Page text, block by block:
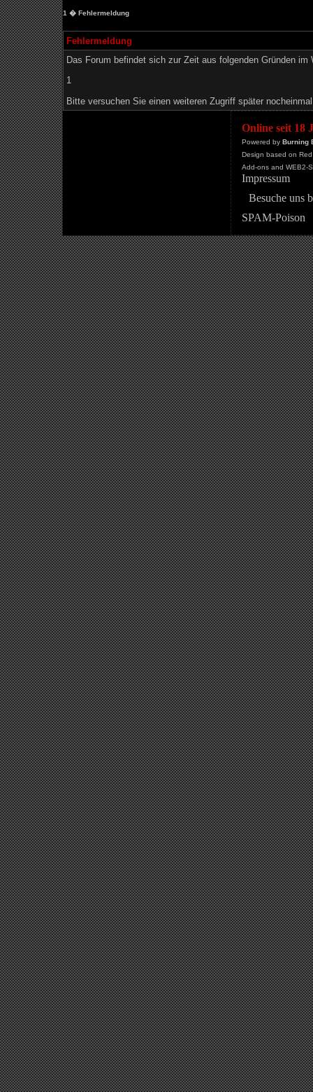
1 � Fehlermeldung
Fehlermeldung
Das Forum befindet sich zur Zeit aus folgenden Gründen im
1
Bitte versuchen Sie einen weiteren Zugriff später
Online seit 18
Powered by Burning
Design based on
Add-ons and WEB2-
Impressum
Besuche uns
SPAM-Poison